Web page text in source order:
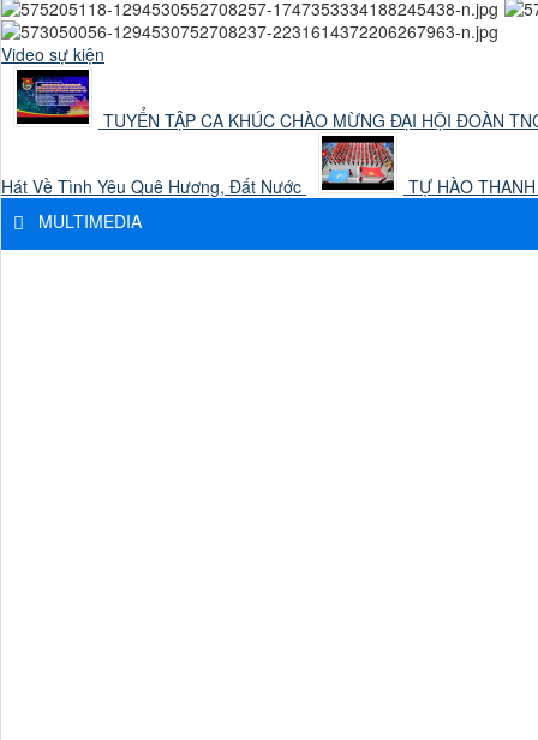
Video sự kiện
TUYỂN TẬP CA KHÚC CHÀO MỪNG ĐẠI HỘI ĐOÀN
Hát Về Tình Yêu Quê Hương, Đất Nước
TỰ HÀO
MULTIMEDIA